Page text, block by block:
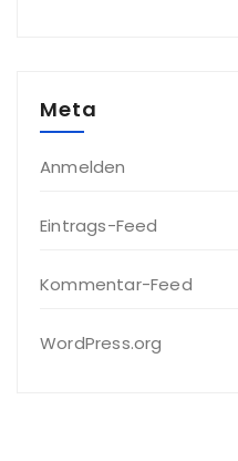
Meta
Anmelden
Eintrags-Feed
Kommentar-Feed
WordPress.org